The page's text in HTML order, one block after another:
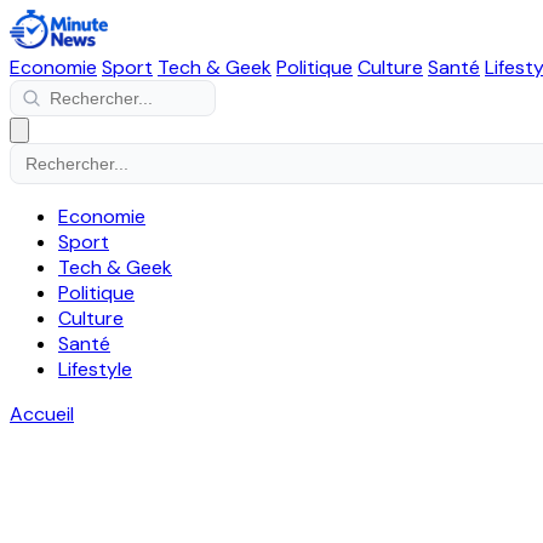
Economie Sport Tech & GeekPolitique Culture Santé
Economie
Sport
Tech & Geek
Politique
Culture
Santé
Lifestyle
Accueil